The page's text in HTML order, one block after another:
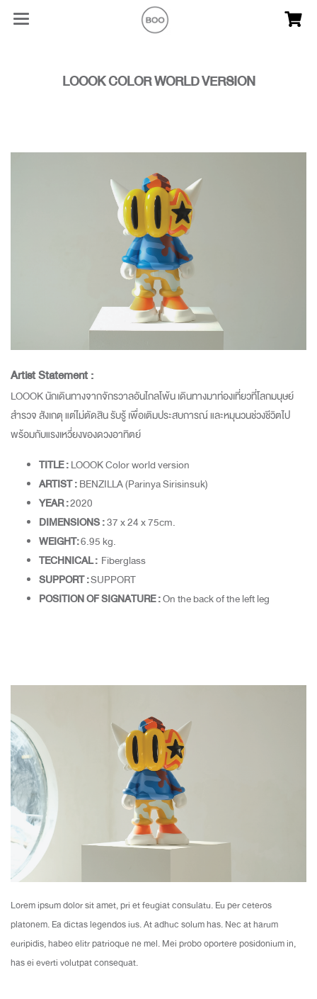
LOOOK COLOR WORLD VERSION
Artist Statement :
LOOOK นักเดินทางจากจักรวาลอันไกลโพ้น เดินทางมาท่องเที่ยวที่โลกมนุษย์
สำรวจ สังเกตุ แต่ไม่ตัดสิน รับรู้ เพื่อเติมประสบการณ์ และหมุนวนช่วงชีวิตไป
พร้อมกับแรงเหวี่ยงของดวงอาทิตย์
TITLE :LOOOK Color world version
ARTIST :BENZILLA (Parinya Sirisinsuk)
YEAR :2020
DIMENSIONS :37 x 24 x 75cm.
WEIGHT:6.95 kg.
TECHNICAL : Fiberglass
SUPPORT :SUPPORT
POSITION OF SIGNATURE :On the back of the left leg
Lorem ipsum dolor sit amet, pri et feugiat consulatu. Eu per ceteros
platonem. Ea dictas legendos ius. At adhuc solum has. Nec at harum
euripidis, habeo elitr patrioque ne mel. Mei probo oportere posidonium in,
has ei everti volutpat consequat.